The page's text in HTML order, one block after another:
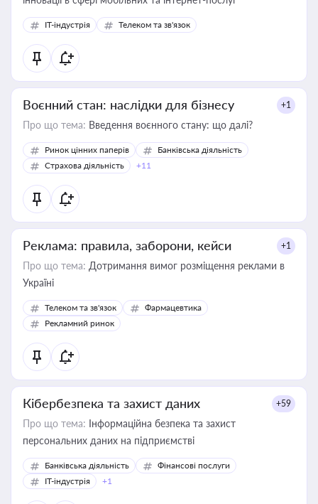
IT-індустрія Телеком та зв'язок
Воєнний стан: наслідки для бізнесу +1
Про що тема: Введення воєнного стану: що далі?
Ринок цінних паперів
Банківська діяльність
Страхова діяльність
+11
Реклама: правила, заборони, кейси +1
Про що тема: Дотримання вимог розміщення реклами в
Україні
Телеком та зв'язок
Фармацевтика
Рекламний ринок
Кібербезпека та захист даних +59
Про що тема: Інформаційна безпека та захист
персональних даних на підприємстві
Банківська діяльність
Фінансові послуги
IT-індустрія
+1